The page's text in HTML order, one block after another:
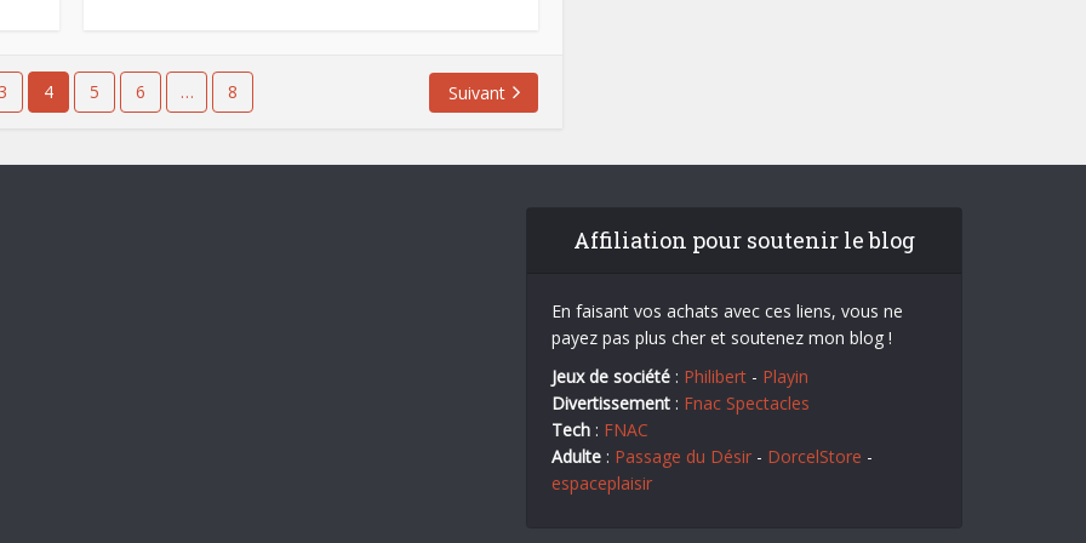
3 4 5 6 … 8 Suivant
Affiliation pour soutenir le blog
En faisant vos achats avec ces liens, vous ne
payez pas plus cher et soutenez mon blog !
Jeux de société : Philibert - Playin
Divertissement : Fnac Spectacles
Tech : FNAC
Adulte : Passage du Désir - DorcelStore -
espaceplaisir